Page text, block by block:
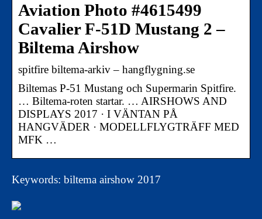
Aviation Photo #4615499
Cavalier F-51D Mustang 2 –
Biltema Airshow
spitfire biltema-arkiv – hangflygning.se
Biltemas P-51 Mustang och Supermarin Spitfire.
… Biltema-roten startar. … AIRSHOWS AND
DISPLAYS 2017 · I VÄNTAN PÅ
HANGVÄDER · MODELLFLYGTRÄFF MED
MFK …
Keywords: biltema airshow 2017